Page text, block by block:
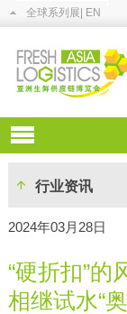
全球系列展 | EN
行业资讯
2024年03月28日
“硬折扣”
相继试水“